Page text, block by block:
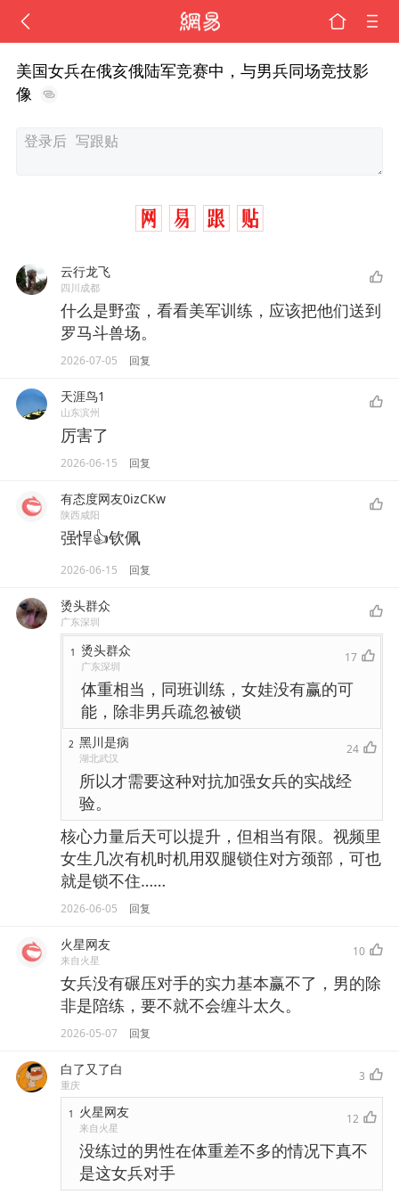
美国女兵在俄亥俄陆军竞赛中，与男兵同场竞技影
像
云行龙飞
四川成都
什么是野蛮，看看美军训练，应该把他们送到
罗马斗兽场。
2026-07-05 回复
天涯鸟1
山东滨州
厉害了
2026-06-15 回复
有态度网友0izCKw
陕西咸阳
强悍👍钦佩
2026-06-15 回复
烫头群众
广东深圳
1 烫头群众
广东深圳
17
体重相当，同班训练，女娃没有赢的可
能，除非男兵疏忽被锁
2 黑川是病
湖北武汉
24
所以才需要这种对抗加强女兵的实战经
验。
核心力量后天可以提升，但相当有限。视频里
女生几次有机时机用双腿锁住对方颈部，可也
就是锁不住……
2026-06-05 回复
火星网友
来自火星
10
女兵没有碾压对手的实力基本赢不了，男的除
非是陪练，要不就不会缠斗太久。
2026-05-07 回复
白了又了白
重庆
3
1 火星网友
来自火星
12
没练过的男性在体重差不多的情况下真不
是这女兵对手